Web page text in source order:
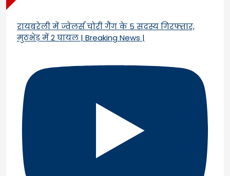
रायबरेली में ज्वेलर्स चोरी गैंग के 5 सदस्य गिरफ्तार,
मुठभेड़ में 2 घायल | Breaking News |